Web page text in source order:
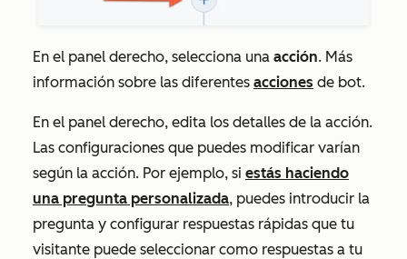
En el panel derecho, selecciona una acción. Más
información sobre las diferentes acciones de bot.
En el panel derecho, edita los detalles de la acción.
Las configuraciones que puedes modificar varían
según la acción. Por ejemplo, si estás haciendo
una pregunta personalizada, puedes introducir la
pregunta y configurar respuestas rápidas que tu
visitante puede seleccionar como respuestas a tu